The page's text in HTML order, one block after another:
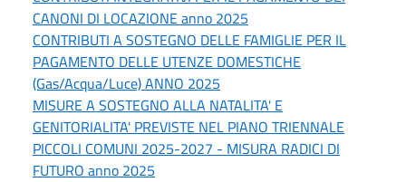
CANONI DI LOCAZIONE anno 2025
CONTRIBUTI A SOSTEGNO DELLE FAMIGLIE PER IL
PAGAMENTO DELLE UTENZE DOMESTICHE
(Gas/Acqua/Luce) ANNO 2025
MISURE A SOSTEGNO ALLA NATALITA' E
GENITORIALITA' PREVISTE NEL PIANO TRIENNALE
PICCOLI COMUNI 2025-2027 - MISURA RADICI DI
FUTURO anno 2025